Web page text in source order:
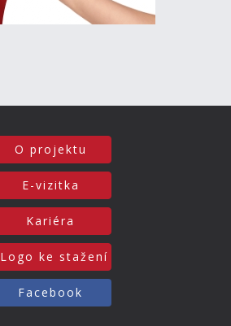
O projektu
E-vizitka
Kariéra
Logo ke stažení
Facebook